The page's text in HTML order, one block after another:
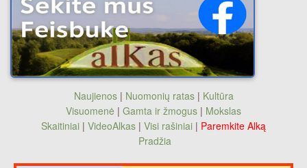
Naujienos| Nuomonių ratas| Kultūra
Visuomenė | Gamta ir žmogus | Mokslas
Skaitiniai | VideoAlkas | Visi rašiniai | Paremkite Alką
Pradžia